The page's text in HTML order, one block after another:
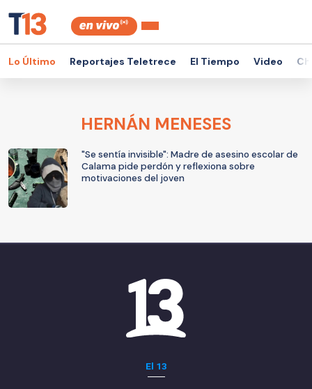
Lo Último Reportajes Teletrece El Tiempo Video
HERNÁN MENESES
"Se sentía invisible": Madre de asesino escolar de
Calama pide perdón y reflexiona sobre
motivaciones del joven
El 13